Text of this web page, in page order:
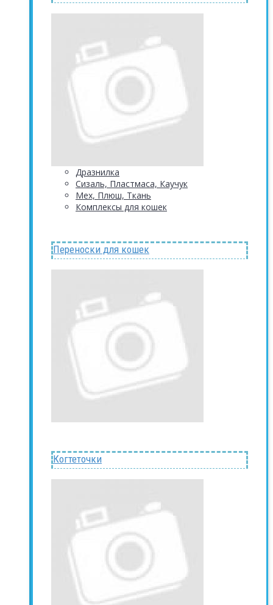
Дразнилка
Сизаль, Пластмаса, Каучук
Мех, Плюш, Ткань
Комплексы для кошек
Переноски для кошек
Когтеточки